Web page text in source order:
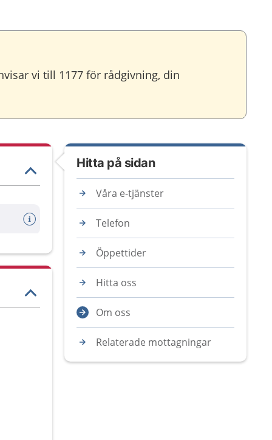
vi till 1177 för rådgivning, din
Hitta på sidan
Våra e-tjänster
Telefon
Öppettider
Hitta oss
Om oss
Relaterade mottagningar